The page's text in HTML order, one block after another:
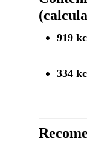
919
334